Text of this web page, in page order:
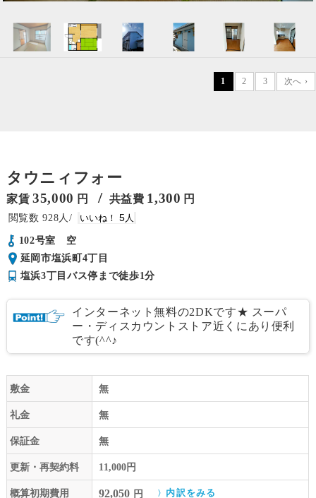
1 2 3 次へ ›
タウニィフォー
家賃 35,000 円 / 共益費 1,300 円
928
5
102号室 空
延岡市塩浜町4丁目
塩浜3丁目バス停まで徒歩1分
インターネット無料の2DKです★ スーパ
ー・ディスカウントストア近くにあり便利
です(^^♪
敷金 無
礼金 無
保証金 無
更新・再契約料 11,000円
概算初期費用 92,050 円 内訳をみる